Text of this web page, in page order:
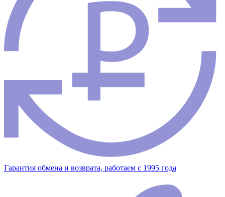
Гарантия обмена и возврата, работаем с 1995 года